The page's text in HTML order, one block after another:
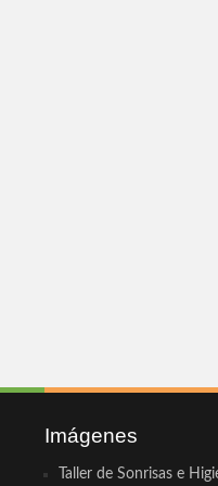
Imágenes
Taller de Sonrisas e